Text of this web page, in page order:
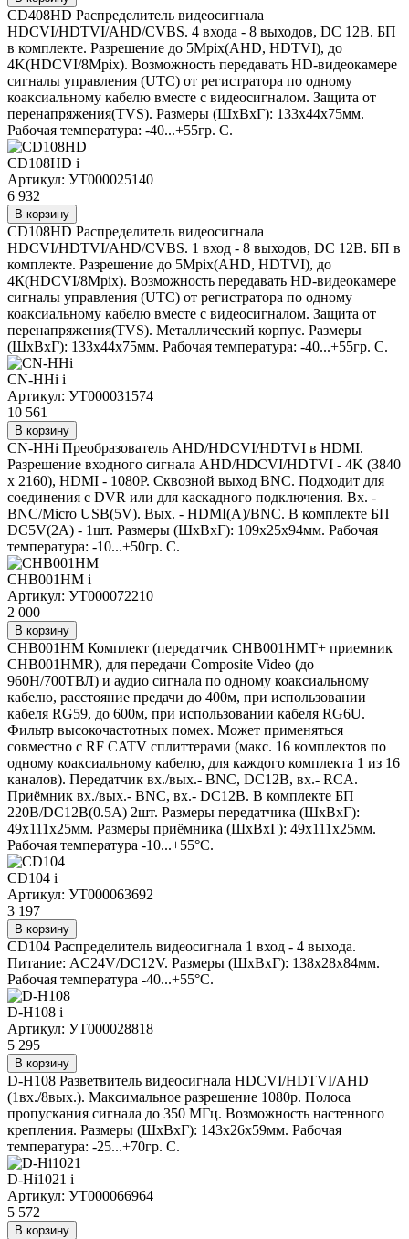
CD408HD Распределитель видеосигнала
HDCVI/HDTVI/AHD/CVBS. 4 входа - 8 выходов, DC 12В. БП
в комплекте. Разрешение до 5Mpix(AHD, HDTVI), до
4K(HDCVI/8Mpix). Возможность передавать HD-видеокамере
сигналы управления (UTC) от регистратора по одному
коаксиальному кабелю вместе с видеосигналом. Защита от
перенапряжения(TVS). Размеры (ШxВxГ): 133x44x75мм.
Рабочая температура: -40...+55гр. С.
CD108HD i
Артикул: УТ000025140
6 932
В корзину
CD108HD Распределитель видеосигнала
HDCVI/HDTVI/AHD/CVBS. 1 вход - 8 выходов, DC 12В. БП в
комплекте. Разрешение до 5Mpix(AHD, HDTVI), до
4К(HDCVI/8Mpix). Возможность передавать HD-видеокамере
сигналы управления (UTC) от регистратора по одному
коаксиальному кабелю вместе с видеосигналом. Защита от
перенапряжения(TVS). Металлический корпус. Размеры
(ШxВxГ): 133x44x75мм. Рабочая температура: -40...+55гр. С.
CN-HHi i
Артикул: УТ000031574
10 561
В корзину
CN-HHi Преобразователь AHD/HDCVI/HDTVI в HDMI.
Разрешение входного сигнала AHD/HDCVI/HDTVI - 4K (3840
x 2160), HDMI - 1080P. Сквозной выход BNC. Подходит для
соединения с DVR или для каскадного подключения. Вх. -
BNC/Micro USB(5V). Вых. - HDMI(A)/BNC. В комплекте БП
DC5V(2А) - 1шт. Размеры (ШxВxГ): 109x25x94мм. Рабочая
температура: -10...+50гр. С.
CHB001HM i
Артикул: УТ000072210
2 000
В корзину
CHB001HM Комплект (передатчик CHB001HMT+ приемник
CHB001HMR), для передачи Composite Video (до
960H/700ТВЛ) и аудио сигнала по одному коаксиальному
кабелю, расстояние предачи до 400м, при использовании
кабеля RG59, до 600м, при использовании кабеля RG6U.
Фильтр высокочастотных помех. Может применяться
совместно с RF CATV сплиттерами (макс. 16 комплектов по
одному коаксиальному кабелю, для каждого комплекта 1 из 16
каналов). Передатчик вх./вых.- BNC, DC12В, вх.- RCA.
Приёмник вх./вых.- BNC, вх.- DC12В. В комплекте БП
220В/DC12В(0.5А) 2шт. Размеры передатчика (ШxВxГ):
49х111х25мм. Размеры приёмника (ШxВxГ): 49х111х25мм.
Рабочая температура -10...+55°C.
CD104 i
Артикул: УТ000063692
3 197
В корзину
CD104 Распределитель видеосигнала 1 вход - 4 выхода.
Питание: AC24V/DC12V. Размеры (ШxВxГ): 138x28x84мм.
Рабочая температура -40...+55°C.
D-H108 i
Артикул: УТ000028818
5 295
В корзину
D-H108 Разветвитель видеосигнала HDCVI/HDTVI/AHD
(1вх./8вых.). Максимальное разрешение 1080р. Полоса
пропускания сигнала до 350 МГц. Возможность настенного
крепления. Размеры (ШxВxГ): 143x26x59мм. Рабочая
температура: -25...+70гр. С.
D-Hi1021 i
Артикул: УТ000066964
5 572
В корзину